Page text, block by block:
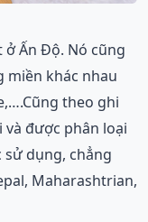
Ấn Độ. Nó cũng
miền khác nhau
theo ghi
và được phân loại
sử dụng, chẳng
Maharashtrian,